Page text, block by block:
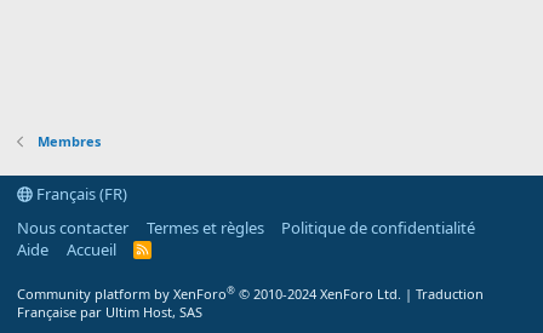
Membres
Français (FR)
Nous contacter
Termes et règles
Politique de confidentialité
Aide
Accueil
R
Community platform by XenForo® © 2010-2024 XenForo Ltd. | Traduction
Française par Ultim Host, SAS